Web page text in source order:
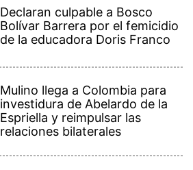
Declaran culpable a Bosco
Bolívar Barrera por el femicidio
de la educadora Doris Franco
Mulino llega a Colombia para
investidura de Abelardo de la
Espriella y reimpulsar las
relaciones bilaterales